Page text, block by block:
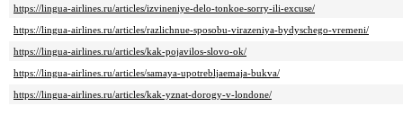
https://lingua-airlines.ru/articles/izvineniye-delo-tonkoe-sorry-ili-excuse/
https://lingua-airlines.ru/articles/razlichnue-sposobu-virazeniya-bydyschego-vremeni/
https://lingua-airlines.ru/articles/kak-pojavilos-slovo-ok/
https://lingua-airlines.ru/articles/samaya-upotrebljaemaja-bukva/
https://lingua-airlines.ru/articles/kak-yznat-dorogy-v-londone/